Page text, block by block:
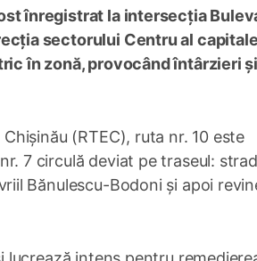
înregistrat la intersecția
sectorului Centru al
în zonă, provocând întârzieri și
(RTEC), ruta nr. 10 este
7 circulă deviat pe traseul:
Bănulescu-Bodoni și apoi